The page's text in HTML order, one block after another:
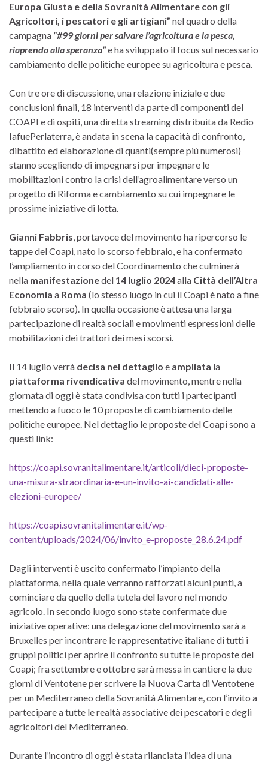
Europa Giusta e della Sovranità Alimentare con gli
Agricoltori, i pescatori e gli artigiani” nel quadro della
campagna “#99 giorni per salvare l’agricoltura e la pesca,
riaprendo alla speranza”e ha sviluppato il focus sul necessario
cambiamento delle politiche europee su agricoltura e pesca.
Con tre ore di discussione, una relazione iniziale e due
conclusioni finali, 18 interventi da parte di componenti del
COAPI e di ospiti, una diretta streaming distribuita da Redio
IafuePerlaterra, è andata in scena la capacità di confronto,
dibattito ed elaborazione di quanti(sempre più numerosi)
stanno scegliendo di impegnarsi per impegnare le
mobilitazioni contro la crisi dell’agroalimentare verso un
progetto di Riforma e cambiamento su cui impegnare le
prossime iniziative di lotta.
Gianni Fabbris, portavoce del movimento ha ripercorso le
tappe del Coapi, nato lo scorso febbraio, e ha confermato
l’ampliamento in corso del Coordinamento che culminerà
nella manifestazionedel 14 luglio 2024alla Città dell’Altra
Economia a Roma (lo stesso luogo in cui il Coapi è nato a fine
febbraio scorso). In quella occasione è attesa una larga
partecipazione di realtà sociali e movimenti espressioni delle
mobilitazioni dei trattori dei mesi scorsi.
Il 14 luglio verrà decisa nel dettaglio e ampliata la
piattaforma rivendicativa del movimento, mentre nella
giornata di oggi è stata condivisa con tutti i partecipanti
mettendo a fuoco le 10 proposte di cambiamento delle
politiche europee. Nel dettaglio le proposte del Coapi sono a
questi link:
https://coapi.sovranitalimentare.it/articoli/dieci-proposte-
una-misura-straordinaria-e-un-invito-ai-candidati-alle-
elezioni-europee/
https://coapi.sovranitalimentare.it/wp-
content/uploads/2024/06/invito_e-proposte_28.6.24.pdf
Dagli interventi è uscito confermato l’impianto della
piattaforma, nella quale verranno rafforzati alcuni punti, a
cominciare da quello della tutela del lavoro nel mondo
agricolo. In secondo luogo sono state confermate due
iniziative operative: una delegazione del movimento sarà a
Bruxelles per incontrare le rappresentative italiane di tutti i
gruppi politici per aprire il confronto su tutte le proposte del
Coapi; fra settembre e ottobre sarà messa in cantiere la due
giorni di Ventotene per scrivere la Nuova Carta di Ventotene
per un Mediterraneo della Sovranità Alimentare, con l’invito a
partecipare a tutte le realtà associative dei pescatori e degli
agricoltori del Mediterraneo.
Durante l’incontro di oggi è stata rilanciata l’idea di una